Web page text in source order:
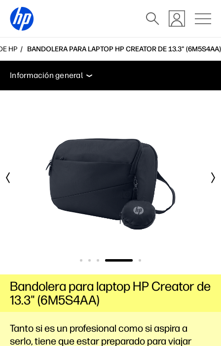
HP BANDOLERA PARA LAPTOP HP CREATOR DE 13.3" (6M5S4AA)
Información general Especificaciones
Accesorios
Información general
Tanto si es un profesional como si aspira a
serlo, tiene que estar preparado para viajar
Bandolera para laptop HP Creator de
13.3" (6M5S4AA)